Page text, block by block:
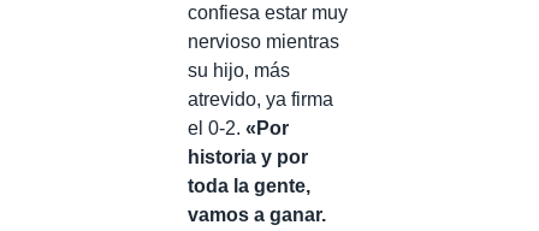
confiesa estar muy
nervioso mientras
su hijo, más
atrevido, ya firma
el 0-2. «Por
historia y por
toda la gente,
vamos a ganar.